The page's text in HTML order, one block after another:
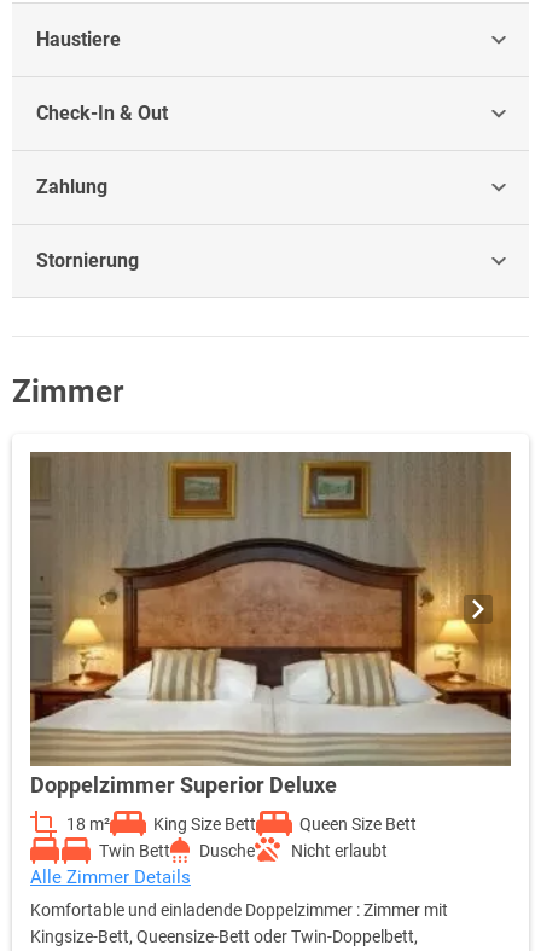
Haustiere
Check-In & Out
Zahlung
Stornierung
Zimmer
Doppelzimmer Superior Deluxe
18 m² King Size Bett
Queen Size Bett
Twin Bett
Dusche Nicht erlaubt
Alle Zimmer Details
Komfortable und einladende Doppelzimmer : Zimmer mit
Kingsize-Bett, Queensize-Bett oder Twin-Doppelbett,